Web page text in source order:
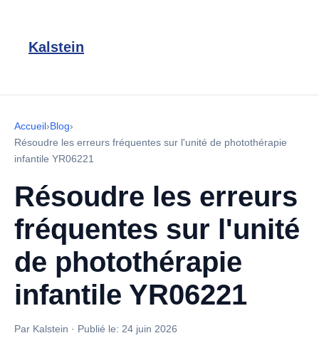
Kalstein
Accueil›Blog›
Résoudre les erreurs fréquentes sur l'unité de photothérapie
infantile YR06221
Résoudre les erreurs
fréquentes sur l'unité
de photothérapie
infantile YR06221
Par Kalstein · Publié le: 24 juin 2026